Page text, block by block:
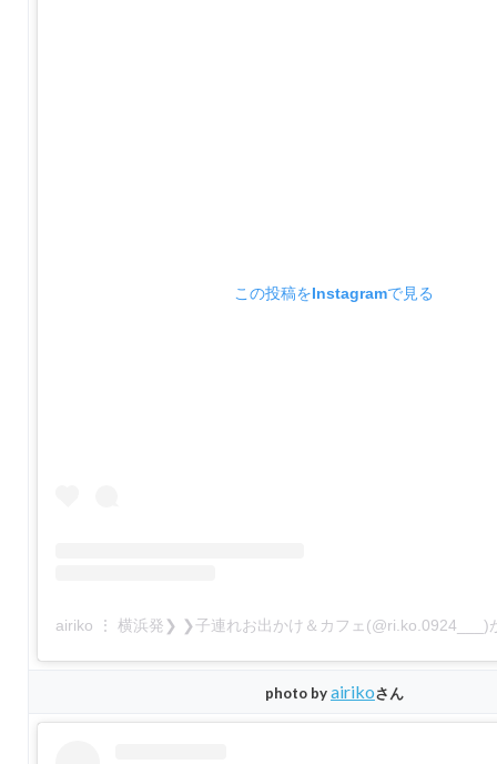
この投稿をInstagramで見る
airiko ⋮ 横浜発❯ ❯子連れお出かけ＆カフェ(@ri.ko.0924___)
photo byairikoさん